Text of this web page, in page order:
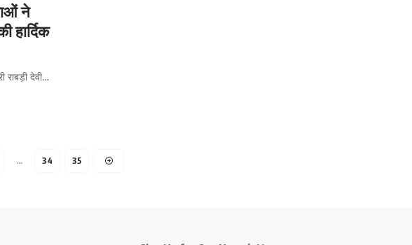
ने
हार्दिक
राबड़ी देवी…
… 34 35